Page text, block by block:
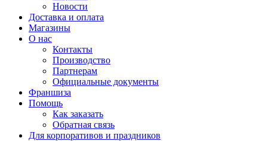
Новости
Доставка и оплата
Магазины
О нас
Контакты
Производство
Партнерам
Официальные документы
Франшиза
Помощь
Как заказать
Обратная связь
Для корпоративов и праздников